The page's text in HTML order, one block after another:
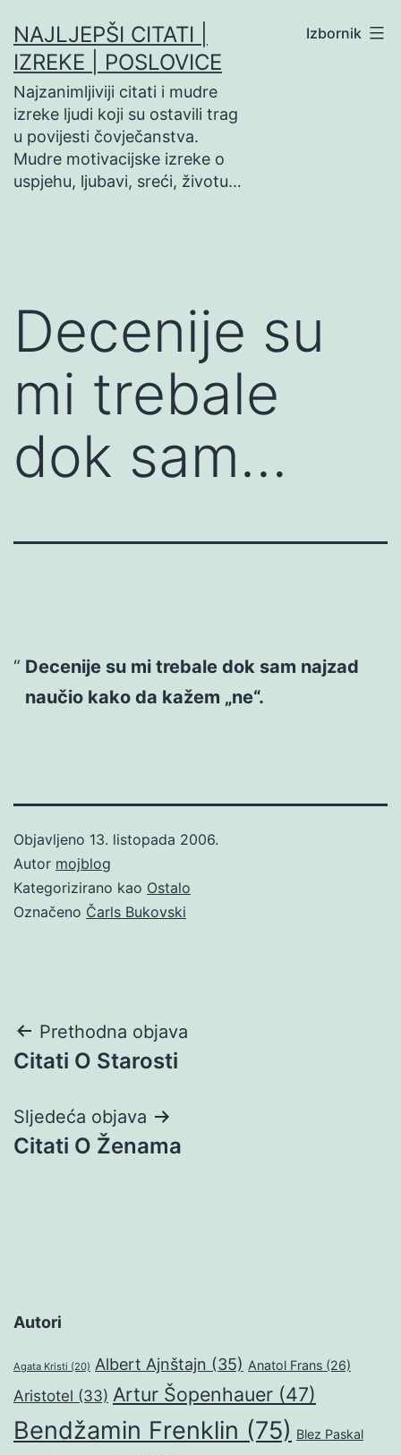
na
sadržaj
NAJLJEPŠI CITATI |
IZREKE | POSLOVICE
Najzanimljiviji citati i mudre
izreke ljudi koji su ostavili trag
u povijesti čovječanstva.
Mudre motivacijske izreke o
uspjehu, ljubavi, sreći, životu…
Izbornik
Decenije su
mi trebale
dok sam…
Decenije su mi trebale dok sam najzad
naučio kako da kažem „ne“.
Objavljeno 13. listopada 2006.
Autor mojblog
Kategorizirano kao Ostalo
Označeno Čarls Bukovski
Navigacija
objava
Prethodna objava
Citati O Starosti
Sljedeća objava
Citati O Ženama
Autori
Agata Kristi (20) Albert Ajnštajn (35) Anatol Frans (26)
Aristotel (33) Artur Šopenhauer (47)
Bendžamin Frenklin (75) Blez Paskal